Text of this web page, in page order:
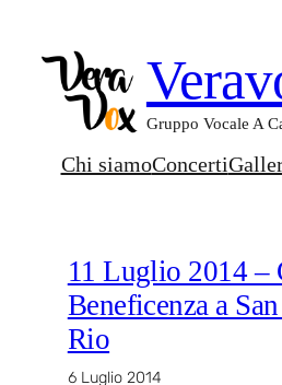
contenuto
Gruppo Vocale A
Chi siamoConcerti
11 Luglio 2014 –
Beneficenza a
Rio
6 Luglio 2014